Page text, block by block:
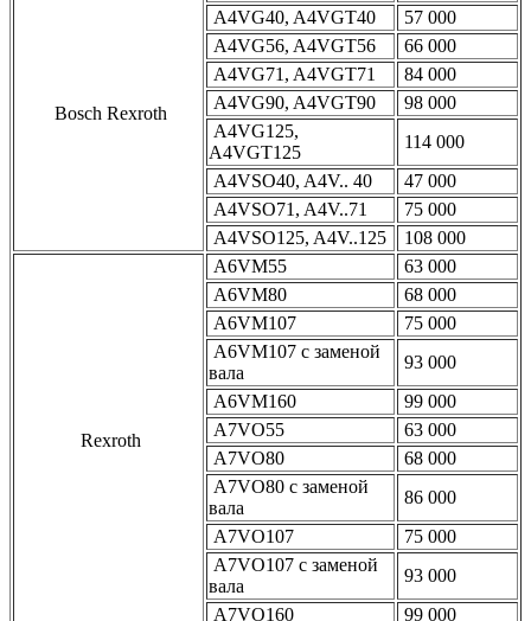
Bosch Rexroth
A4VG40, A4VGT40
57 000
A4VG56, A4VGT56
66 000
A4VG71, A4VGT71
84 000
A4VG90, A4VGT90
98 000
A4VG125,
A4VGT125
114 000
A4VSO40, A4V.. 40
47 000
A4VSO71, A4V..71
75 000
A4VSO125, A4V..125
108 000
Rexroth
A6VM55
63 000
A6VM80
68 000
A6VM107
75 000
A6VM107 с заменой
вала
93 000
A6VM160
99 000
A7VO55
63 000
A7VO80
68 000
A7VO80 с заменой
вала
86 000
A7VO107
75 000
A7VO107 с заменой
вала
93 000
A7VO160
99 000